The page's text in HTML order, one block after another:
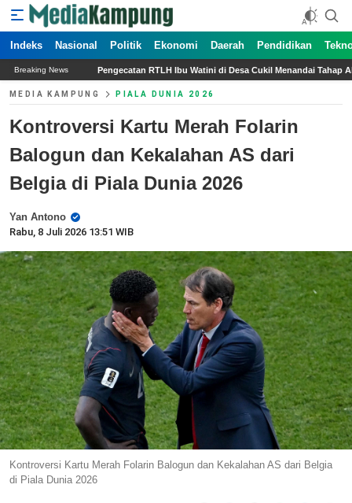
Indeks Nasional Politik Ekonomi Daerah Pendidikan
Breaking News
RTLH Ibu Watini di Desa Cukil Menandai Tahap Akhir Program TMMD ke-129
MEDIA KAMPUNG PIALA DUNIA 2026
Kontroversi Kartu Merah Folarin
Balogun dan Kekalahan AS dari
Belgia di Piala Dunia 2026
Yan Antono
Rabu, 8 Juli 2026 13:51 WIB
Kontroversi Kartu Merah Folarin Balogun dan Kekalahan AS dari Belgia
di Piala Dunia 2026